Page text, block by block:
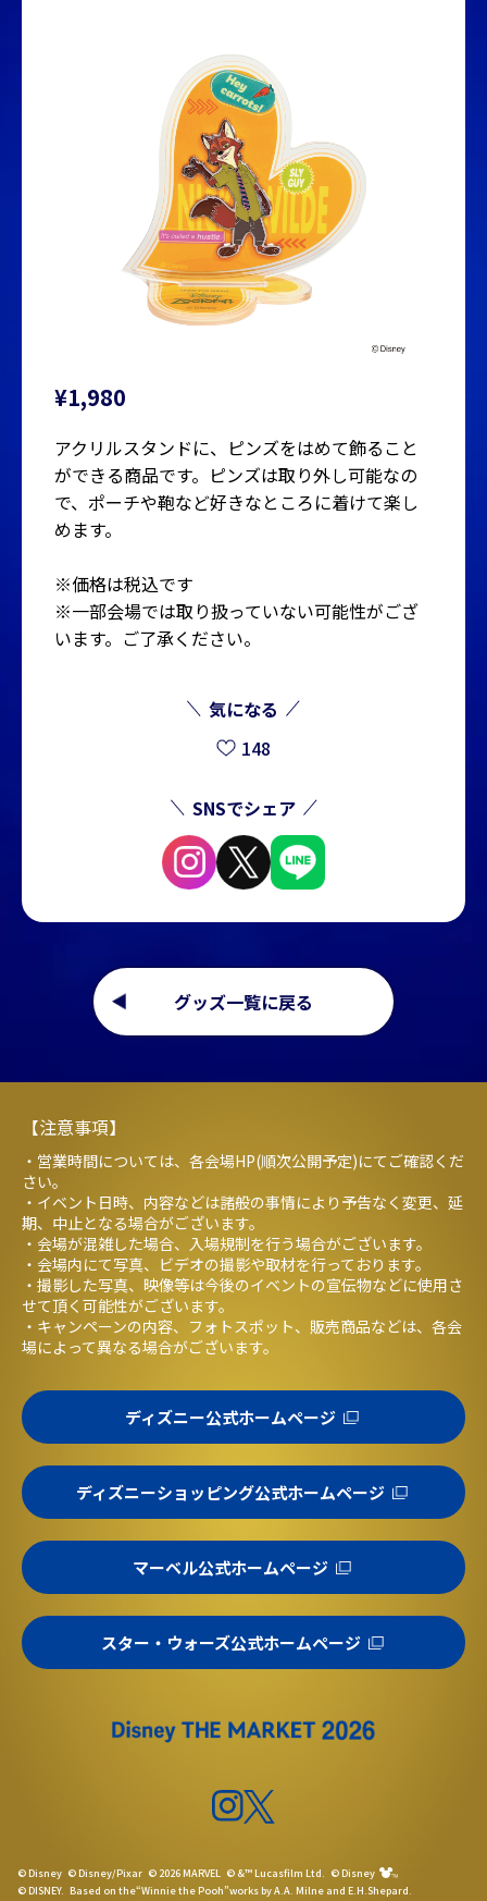
¥1,980
アクリルスタンドに、ピンズをはめて飾ること
ができる商品です。ピンズは取り外し可能なの
で、ポーチや鞄など好きなところに着けて楽し
めます。
※価格は税込です
※一部会場では取り扱っていない可能性がござ
います。ご了承ください。
気になる
148
SNSでシェア
グッズ一覧に戻る
【注意事項】
・営業時間については、各会場HP(順次公開予定)にてご確認くだ
さい。
・イベント日時、内容などは諸般の事情により予告なく変更、延
期、中止となる場合がございます。
・会場が混雑した場合、入場規制を行う場合がございます。
・会場内にて写真、ビデオの撮影や取材を行っております。
・撮影した写真、映像等は今後のイベントの宣伝物などに使用さ
せて頂く可能性がございます。
・キャンペーンの内容、フォトスポット、販売商品などは、各会
場によって異なる場合がございます。
ディズニー公式ホームページ
ディズニーショッピング公式ホームページ
マーベル公式ホームページ
スター・ウォーズ公式ホームページ
© Disney © Disney/Pixar © 2026 MARVEL © &™ Lucasfilm Ltd. © Disney
© DISNEY. Based on the“Winnie the Pooh”works by A.A. Milne and E.H.Shepard.